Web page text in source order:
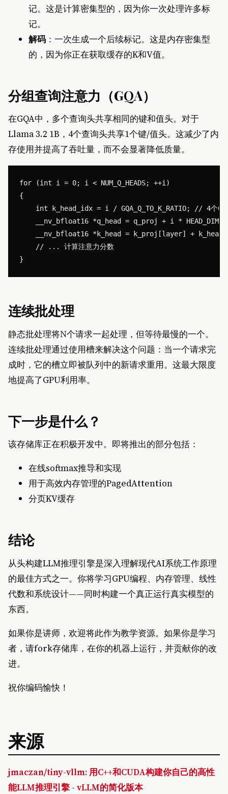
记。这是计算密集型的，因为你一次处理许多标
记。
解码 ：一次生成一个后续标记。这是内存密集型
的，因为你正在获取缓存的K和V值。
分组查询注意力（GQA）
在GQA中，多个查询头共享相同的键和值头。对于
Llama 3.2 1B，4个查询头共享1个键/值头。这减少了内
存使用并提高了吞吐量，而不会显著降低质量。
for (int i = 0; i < NUM_Q_HEADS; ++i)
{
int k_head_idx = i / GQA_Q_TO_K_RATIO; // 4个Q头
    __nv_bfloat16 *q_head = q_proj + i * HEAD_DIM;
__nv_bfloat16 *k_head = k_proj[layer] +
    // ... 计算注意力分数
连续批处理
静态批处理将N个请求一起处理，但等待最慢的一个。
连续批处理通过使用槽来解决这个问题：当一个请求完
成时，它的槽立即被队列中的新请求重用。这最大限度
地提高了GPU利用率。
下一步是什么？
该存储库正在积极开发中。即将推出的部分包括：
在线softmax推导和实现
用于高效内存管理的PagedAttention
分页KV缓存
结论
从头构建LLM推理引擎是深入理解现代AI系统工作原理
的最佳方式之一。你将学习GPU编程、内存管理、线性
代数和系统设计——同时构建一个真正运行真实模型的
东西。
如果你是讲师，欢迎将此作为教学资源。如果你是学习
者，请fork存储库，在你的机器上运行，并贡献你的改
进。
祝你编码愉快！
来源
jmaczan/tiny-vllm: 用C++和CUDA构建你自己的高性
能LLM推理引擎 - vLLM的简化版本